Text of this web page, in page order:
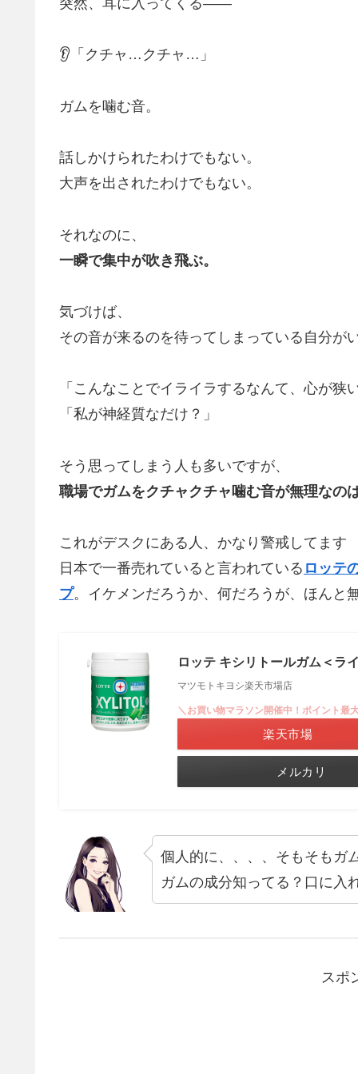
突然、耳に入ってくる——
👂「クチャ…クチャ…」
ガムを噛む音。
話しかけられたわけでもない。
大声を出されたわけでもない。
それなのに、
一瞬で集中が吹き飛ぶ。
気づけば、
その音が来るのを待ってしまっている自分が
「こんなことでイライラするなんて、心が狭
「私が神経質なだけ？」
そう思ってしまう人も多いですが、
職場でガムをクチャクチャ噛む音が無理なの
これがデスクにある人、かなり警戒してます
日本で一番売れていると言われている ロッテ
プ。イケメンだろうか、何だろうが、ほんと
ロッテ キシリトールガム＜ラ
マツモトキヨシ楽天市場店
＼お買い物マラソン開催中！ポイント最
楽天市場
メルカリ
個人的に、、、、そもそもガ
ガムの成分知ってる？口に入
スポ